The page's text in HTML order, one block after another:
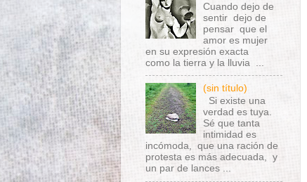
Cuando dejo de
sentir dejo de
pensar que el
amor es mujer
en su expresión exacta
como la tierra y la lluvia ...
(sin título)
Si existe una
verdad es tuya.
Sé que tanta
intimidad es
incómoda, que una ración de
protesta es más adecuada, y
un par de lances ...